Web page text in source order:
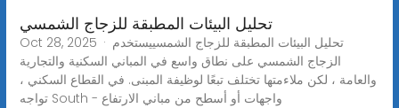
تحليل البيئات المطبقة للزجاج الشمسي
Oct 28, 2025 · تحليل البيئات المطبقة للزجاج الشمسييستخدم
الزجاج الشمسي على نطاق واسع في المباني السكنية والتجارية
والعامة ، لكن ملاءمتها تختلف تبعًا لوظيفة المبنى. في القطاع السكني ،
تواجه South - واجهات أو أسطح من مباني الارتفاع